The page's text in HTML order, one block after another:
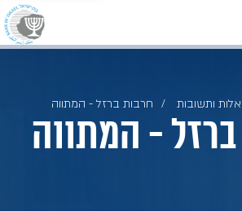
ותשובות חרבות ברזל - המתווה
- המתווה